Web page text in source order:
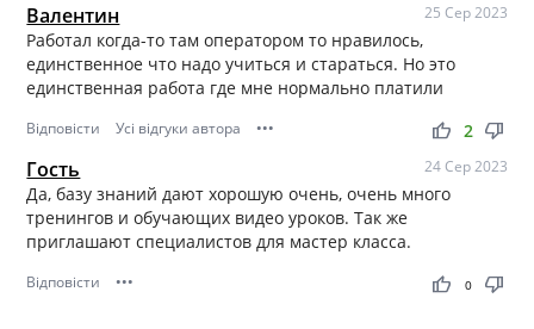
Валентин 25 Сер 2023
Работал когда-то там оператором то нравилось,
единственное что надо учиться и стараться. Но это
единственная работа где мне нормально платили
Відповісти Усі відгуки автора ••• thumb_up thumb_down
2
Гость 24 Сер 2023
Да, базу знаний дают хорошую очень, очень много
тренингов и обучающих видео уроков. Так же
приглашают специалистов для мастер класса.
Відповісти ••• thumb_up thumb_down
0